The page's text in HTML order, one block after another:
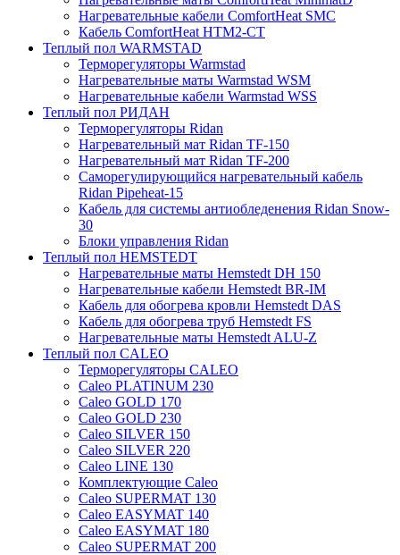
Нагревательные кабели ComfortHeat SMC
Кабель ComfortHeat HTM2-CT
Теплый пол WARMSTAD
Терморегуляторы Warmstad
Нагревательные маты Warmstad WSM
Нагревательные кабели Warmstad WSS
Теплый пол РИДАН
Терморегуляторы Ridan
Нагревательный мат Ridan TF-150
Нагревательный мат Ridan TF-200
Саморегулирующийся нагревательный кабель
Ridan Pipeheat-15
Кабель для системы антиобледенения Ridan Snow-
30
Блоки управления Ridan
Теплый пол HEMSTEDT
Нагревательные маты Hemstedt DH 150
Нагревательные кабели Hemstedt BR-IM
Кабель для обогрева кровли Hemstedt DAS
Кабель для обогрева труб Hemstedt FS
Нагревательные маты Hemstedt ALU-Z
Теплый пол CALEO
Терморегуляторы CALEO
Caleo PLATINUM 230
Caleo GOLD 170
Caleo GOLD 230
Caleo SILVER 150
Caleo SILVER 220
Caleo LINE 130
Комплектующие Caleo
Caleo SUPERMAT 130
Caleo EASYMAT 140
Caleo EASYMAT 180
Caleo SUPERMAT 200